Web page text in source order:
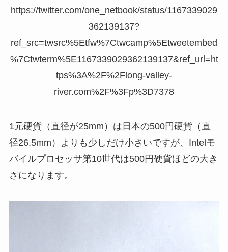
https://twitter.com/one_netbook/status/1167339029
362139137?
ref_src=twsrc%5Etfw%7Ctwcamp%5Etweetembed
%7Ctwterm%5E1167339029362139137&ref_url=ht
tps%3A%2F%2Flong-valley-
river.com%2F%3Fp%3D7378
1元硬貨（直径が25mm）は日本の500円硬貨（直
径26.5mm）よりも少しだけ小さいですが、Intelモ
バイルプロセッサ第10世代は500円硬貨ほどの大き
さになります。